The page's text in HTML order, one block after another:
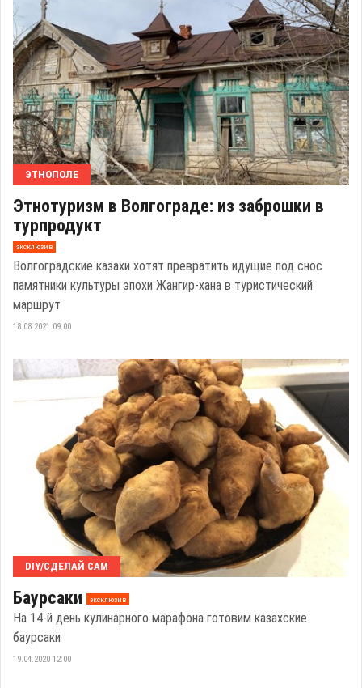
ЭТНОПОЛЕ
Этнотуризм в Волгограде: из заброшки в
турпродукт
эксклюзив
Волгоградские казахи хотят превратить идущие под снос
памятники культуры эпохи Жангир-хана в туристический
маршрут
18.08.2021 09:00
DIY/СДЕЛАЙ САМ
Баурсаки эксклюзив
На 14-й день кулинарного марафона готовим казахские
баурсаки
19.04.2020 12:00